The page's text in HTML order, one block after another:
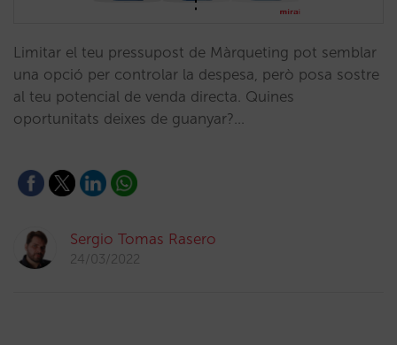
Limitar el teu pressupost de Màrqueting pot semblar
una opció per controlar la despesa, però posa sostre
al teu potencial de venda directa. Quines
oportunitats deixes de guanyar?…
Sergio Tomas Rasero
24/03/2022